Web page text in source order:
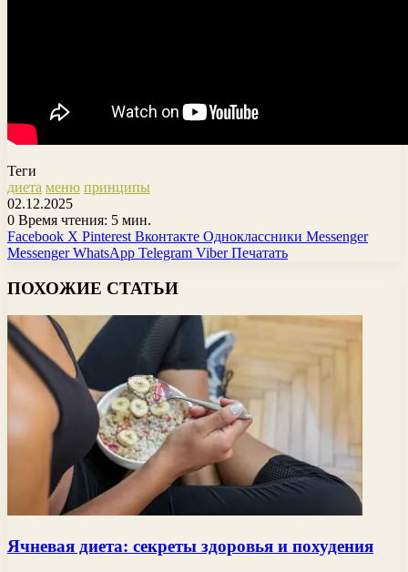
Теги
диета меню принципы
02.12.2025
0 Время чтения: 5 мин.
Facebook X Pinterest Вконтакте Одноклассники Messenger
Messenger WhatsApp Telegram Viber Печатать
ПОХОЖИЕ СТАТЬИ
Ячневая диета: секреты здоровья и похудения